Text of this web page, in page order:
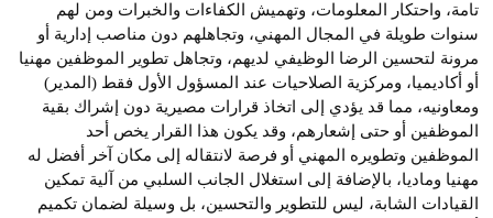
تامة، واحتكار المعلومات، وتهميش الكفاءات والخبرات ومن لهم
سنوات طويلة في المجال المهني، وتجاهلهم دون مناصب إدارية أو
مرونة لتحسين الرضا الوظيفي لديهم، وتجاهل تطوير الموظفين مهنيا
أو أكاديميا، ومركزية الصلاحيات عند المسؤول الأول فقط (المدير)
ومعاونيه، مما قد يؤدي إلى اتخاذ قرارات مصيرية دون إشراك بقية
الموظفين أو حتى إشعارهم، وقد يكون هذا القرار يخص أحد
الموظفين وتطويره المهني أو فرصة لانتقاله إلى مكان آخر أفضل له
مهنيا وماديا، بالإضافة إلى استغلال الجانب السلبي من آلية تمكين
القيادات الشابة، ليس للتطوير والتحسين، بل وسيلة لضمان تكميم